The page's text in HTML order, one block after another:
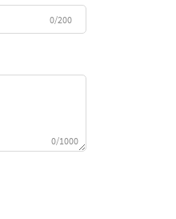
0/200
0/1000